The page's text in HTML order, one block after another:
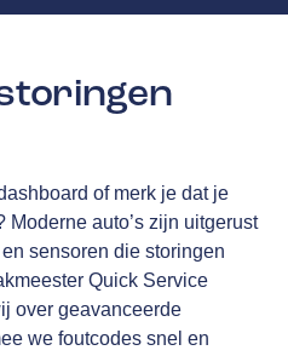
of merk je dat je
auto’s zijn uitgerust
sensoren die storingen
Quick Service
over geavanceerde
we foutcodes snel en